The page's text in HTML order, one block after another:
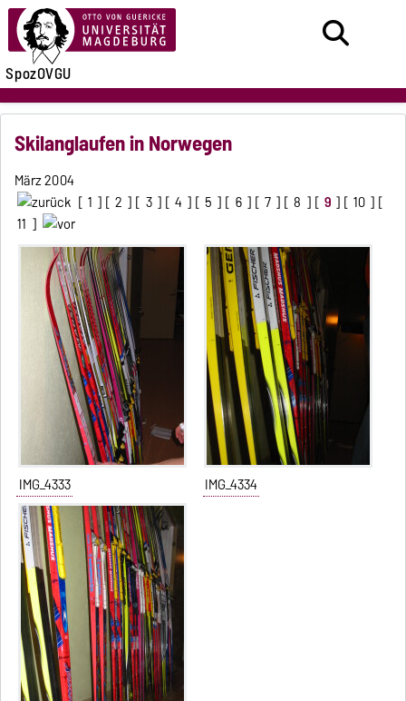
SpozOVGU
Skilanglaufen in Norwegen
März 2004
[ 1 ] [ 2 ] [ 3 ] [ 4 ] [ 5 ] [ 6 ] [ 7 ] [ 8 ] [ 9 ] [ 10 ] [
11 ]
IMG_4333 IMG_4334